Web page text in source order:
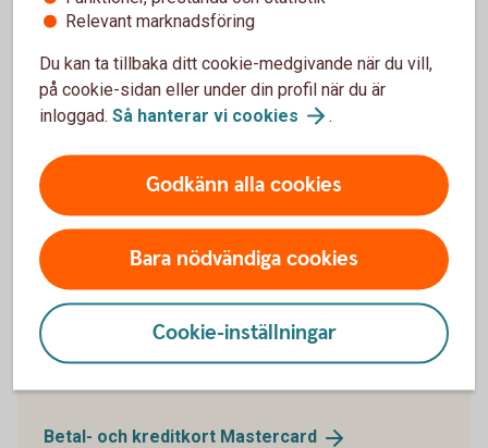
På.
Våra kreditkort
Betal- och kreditkort Mastercard
Betal- och kreditkort Mastercard
Relevant marknadsföring
Du kan ta tillbaka ditt cookie-medgivande när du vill,
på cookie-sidan eller under din profil när du är
inloggad. Så hanterar vi cookies .
Godkänn alla cookies
Bara nödvändiga cookies
Cookie-inställningar